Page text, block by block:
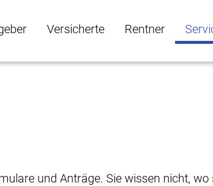
Versicherte Rentner
und Anträge. Sie wissen nicht,